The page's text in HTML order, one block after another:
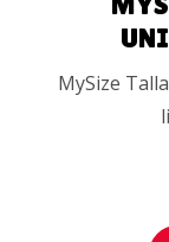
MySize